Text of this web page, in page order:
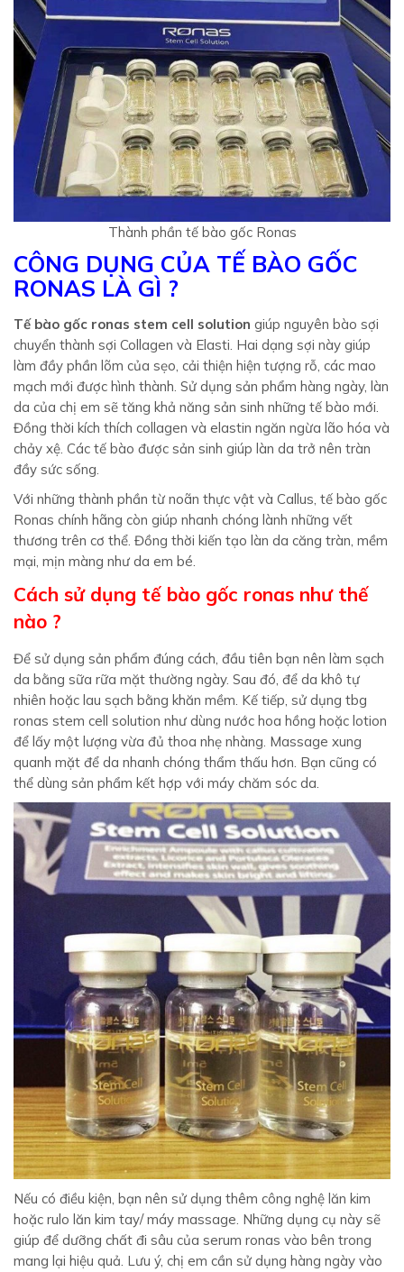
Thành phần tế bào gốc Ronas
CÔNG DỤNG CỦA TẾ BÀO GỐC
RONAS LÀ GÌ ?
Tế bào gốc ronas stem cell solution giúp nguyên bào sợi
chuyển thành sợi Collagen và Elasti. Hai dạng sợi này giúp
làm đầy phần lõm của sẹo, cải thiện hiện tượng rỗ, các mao
mạch mới được hình thành. Sử dụng sản phẩm hàng ngày, làn
da của chị em sẽ tăng khả năng sản sinh những tế bào mới.
Đồng thời kích thích collagen và elastin ngăn ngừa lão hóa và
chảy xệ. Các tế bào được sản sinh giúp làn da trở nên tràn
đầy sức sống.
Với những thành phần từ noãn thực vật và Callus, tế bào gốc
Ronas chính hãng còn giúp nhanh chóng lành những vết
thương trên cơ thể. Đồng thời kiến tạo làn da căng tràn, mềm
mại, mịn màng như da em bé.
Cách sử dụng tế bào gốc ronas như thế
nào ?
Để sử dụng sản phẩm đúng cách, đầu tiên bạn nên làm sạch
da bằng sữa rữa mặt thường ngày. Sau đó, để da khô tự
nhiên hoặc lau sạch bằng khăn mềm. Kế tiếp, sử dụng tbg
ronas stem cell solution như dùng nước hoa hồng hoặc lotion
để lấy một lượng vừa đủ thoa nhẹ nhàng. Massage xung
quanh mặt để da nhanh chóng thẩm thấu hơn. Bạn cũng có
thể dùng sản phẩm kết hợp với máy chăm sóc da.
Nếu có điều kiện, bạn nên sử dụng thêm công nghệ lăn kim
hoặc rulo lăn kim tay/ máy massage. Những dụng cụ này sẽ
giúp để dưỡng chất đi sâu của serum ronas vào bên trong
mang lại hiệu quả. Lưu ý, chị em cần sử dụng hàng ngày vào